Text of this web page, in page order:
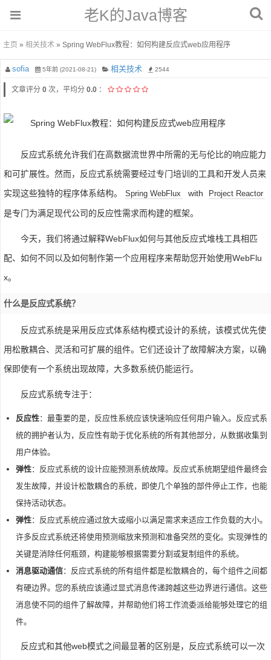
老K的Java博客
主页 » 相关技术 » Spring WebFlux教程：如何构建反应式web应用程序
sofia 5年前 (2021-08-21) 相关技术 2544
文章评分 0 次，平均分 0.0 ：
反应式系统允许我们在高数据流世界中所需的无与伦比的响应能力
和可扩展性。然而，反应式系统需要经过专门培训的工具和开发人员来
实现这些独特的程序体系结构。
Spring WebFlux with Project Reactor
是专门为满足现代公司的反应性需求而构建的框架。
今天，我们将通过解释WebFlux如何与其他反应式堆栈工具相匹
配、如何不同以及如何制作第一个应用程序来帮助您开始使用WebFlu
x。
什么是反应式系统？
反应式系统是采用反应式体系结构模式设计的系统，该模式优先使
用松散耦合、灵活和可扩展的组件。它们还设计了故障解决方案，以确
保即使有一个系统出现故障，大多数系统仍能运行。
反应式系统专注于：
反应性：最重要的是，反应性系统应该快速响应任何用户输入。反应式系
统的拥护者认为，反应性有助于优化系统的所有其他部分，从数据收集到
用户体验。
弹性：反应式系统的设计应能预测系统故障。反应式系统期望组件最终会
发生故障，并设计松散耦合的系统，即使几个单独的部件停止工作，也能
保持活动状态。
弹性：反应式系统应通过放大或缩小以满足需求来适应工作负载的大小。
许多反应式系统还将使用预测缩放来预测和准备突然的变化。实现弹性的
关键是消除任何瓶颈，构建能够根据需要分割或复制组件的系统。
消息驱动通信：反应式系统的所有组件都是松散耦合的，每个组件之间都
有硬边界。您的系统应该通过显式消息传递跨越这些边界进行通信。这些
消息使不同的组件了解故障，并帮助他们将工作流委派给能够处理它的组
件。
反应式和其他web模式之间最显著的区别是，反应式系统可以一次